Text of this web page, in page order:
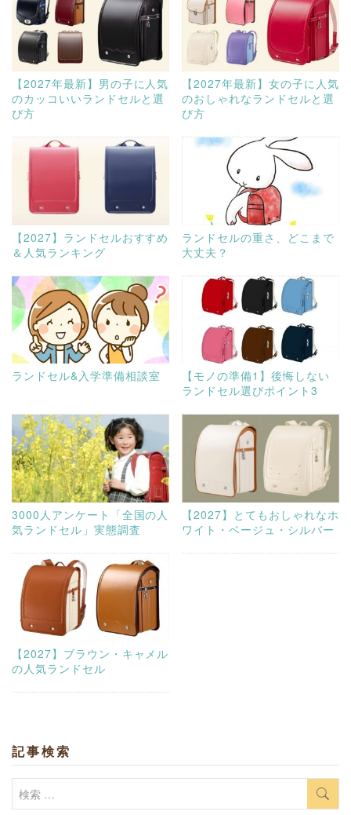
【2027年最新】男の子に人気
のカッコいいランドセルと選
び方
【2027年最新】女の子に人気
のおしゃれなランドセルと選
び方
【2027】ランドセルおすすめ
＆人気ランキング
ランドセルの重さ、どこまで
大丈夫？
ランドセル&入学準備相談室
【モノの準備1】後悔しない
ランドセル選びポイント3
3000人アンケート「全国の人
気ランドセル」実態調査
【2027】とてもおしゃれなホ
ワイト・ベージュ・シルバー
【2027】ブラウン・キャメル
の人気ランドセル
記事検索
検